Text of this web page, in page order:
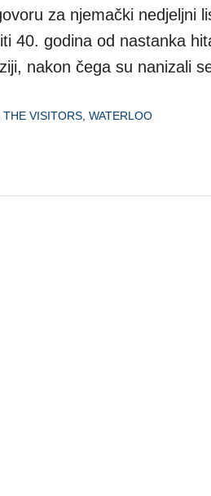
za njemački nedjeljni
godina od nastanka
nakon čega su nanizali
THE VISITORS WATERLOO